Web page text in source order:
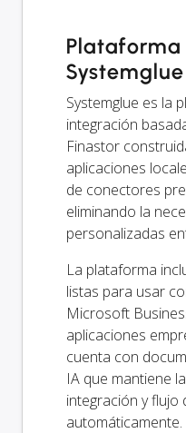
Plataforma
Systemglue
Systemglue es la
integración
Finastor
aplicaciones
de conectores
eliminando la
personalizadas
La plataforma
listas para usar
Microsoft
aplicaciones
cuenta con
IA que mantiene
integración y flujo
automáticamente.